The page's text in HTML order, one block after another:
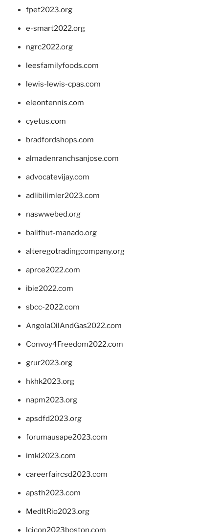
fpet2023.org
e-smart2022.org
ngrc2022.org
leesfamilyfoods.com
lewis-lewis-cpas.com
eleontennis.com
cyetus.com
bradfordshops.com
almadenranchsanjose.com
advocatevijay.com
adlibilimler2023.com
naswwebed.org
balithut-manado.org
alteregotradingcompany.org
aprce2022.com
ibie2022.com
sbcc-2022.com
AngolaOilAndGas2022.com
Convoy4Freedom2022.com
grur2023.org
hkhk2023.org
napm2023.org
apsdfd2023.org
forumausape2023.com
imkl2023.com
careerfaircsd2023.com
apsth2023.com
MedItRio2023.org
lcicon2023boston.com